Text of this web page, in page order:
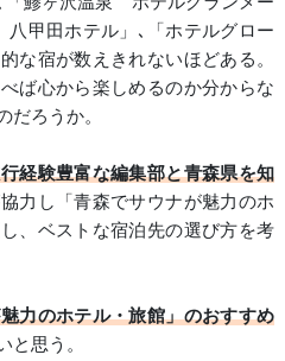
甲田ホテル」､「ホテルグロー
な宿が数えきれないほどある。
ば心から楽しめるのか分からな
だろうか。
経験豊富な編集部と青森県を知
力し「青森でサウナが魅力のホ
、ベストな宿泊先の選び方を考
力のホテル・旅館」のおすすめ
と思う。